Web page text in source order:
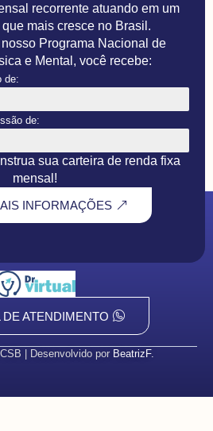
recorrente atuando em um
mais cresce no Brasil.
Programa Nacional de
e Mental, você recebe:
de:
de:
sua carteira de renda fixa
mensal!
INFORMAÇÕES
ATENDIMENTO
| Desenvolvido por BeatrizF.